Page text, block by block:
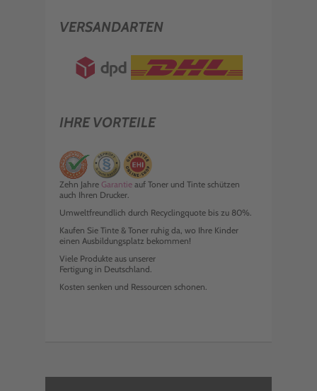
VERSANDARTEN
IHRE VORTEILE
Zehn Jahre Garantie auf Toner und Tinte schützen
auch Ihren Drucker.
Umweltfreundlich durch Recyclingquote bis zu 80%.
Kaufen Sie Tinte & Toner ruhig da, wo Ihre Kinder
einen Ausbildungsplatz bekommen!
Viele Produkte aus unserer
Fertigung in Deutschland.
Kosten senken und Ressourcen schonen.